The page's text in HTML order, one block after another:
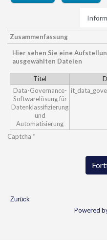
Zusammenfassung
Hier sehen Sie eine
ausgewählten Dateien
Titel
Data-Governance-
Softwarelösung für
Datenklassifizierung
und
Automatisierung
Captcha *
Zurück
Powered